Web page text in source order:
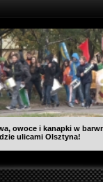
owoce i kanapki w
ulicami Olsztyna!